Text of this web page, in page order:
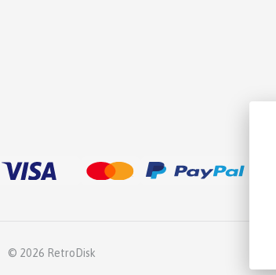
© 2026 RetroDisk